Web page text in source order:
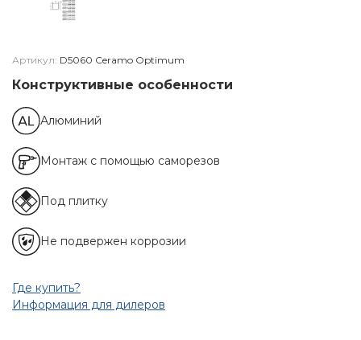
Артикул: D5060 Ceramo Optimum
Конструктивные особенности
Алюминий
Монтаж с помощью саморезов
Под плитку
Не подвержен коррозии
Где купить?
Информация для дилеров